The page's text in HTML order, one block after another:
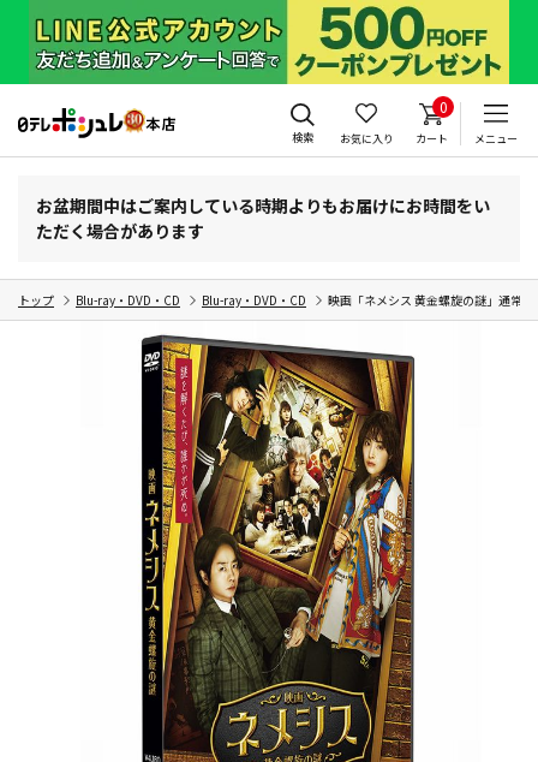
検索 お気に入り
0
カート メニュー
お盆期間中はご案内している時期よりもお届けにお時間をい
ただく場合があります
トップ Blu-ray・DVD・CD Blu-ray・DVD・CD 映画「ネメシス 黄金螺旋の謎」通常版